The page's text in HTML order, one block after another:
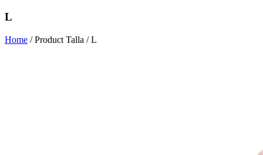
L
Home / Product Talla / L